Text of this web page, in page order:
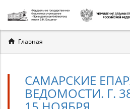
Вы
здесь
Главная
САМАРСКИЕ
ВЕДОМОСТИ. Г.